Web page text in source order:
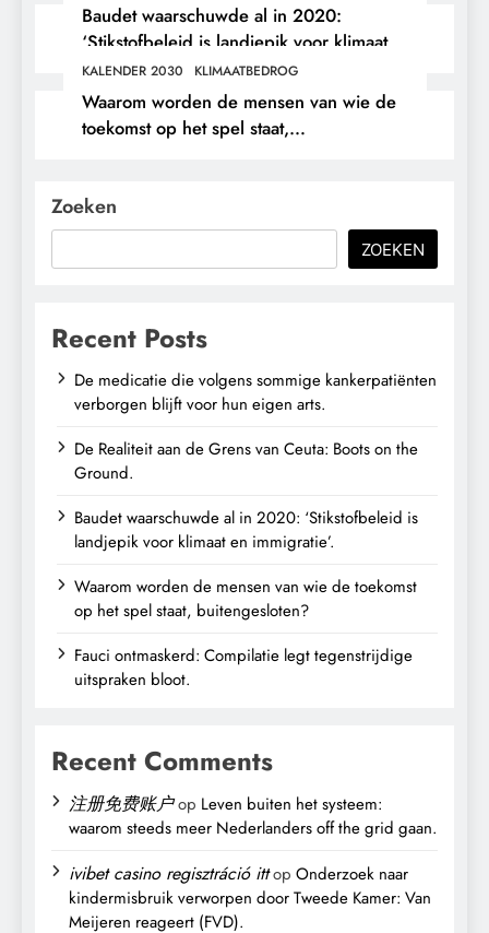
Baudet waarschuwde al in 2020:
‘Stikstofbeleid is landjepik voor klimaat
en immigratie’.
KALENDER 2030 KLIMAATBEDROG
Waarom worden de mensen van wie de
toekomst op het spel staat,
Zoeken
ZOEKEN
Recent Posts
De medicatie die volgens sommige kankerpatiënten
verborgen blijft voor hun eigen arts.
De Realiteit aan de Grens van Ceuta: Boots on the
Ground.
Baudet waarschuwde al in 2020: ‘Stikstofbeleid is
landjepik voor klimaat en immigratie’.
Waarom worden de mensen van wie de toekomst
op het spel staat, buitengesloten?
Fauci ontmaskerd: Compilatie legt tegenstrijdige
uitspraken bloot.
Recent Comments
注册免费账户op Leven buiten het systeem:
waarom steeds meer Nederlanders off the grid gaan.
ivibet casino regisztráció ittop Onderzoek naar
kindermisbruik verworpen door Tweede Kamer: Van
Meijeren reageert (FVD).